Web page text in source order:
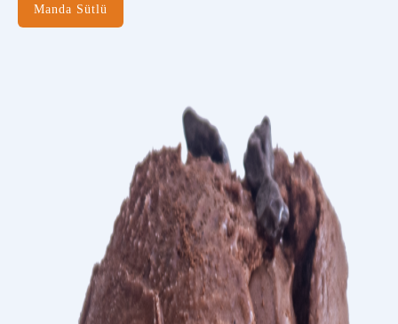
Manda Sütlü